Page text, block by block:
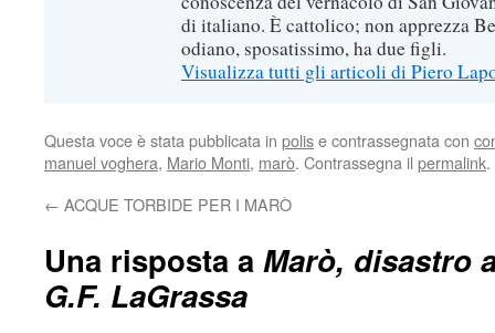
di italiano. È cattolico; non apprezza
odiano, sposatissimo, ha due figli.
Visualizza tutti gli articoli di Piero
Questa voce è stata pubblicata in polise contrassegnata con
manuel voghera, Mario Monti, marò. Contrassegna il permalink.
← ACQUE TORBIDE PER I MARÒ
Una risposta a Marò, disastro
G.F. LaGrassa